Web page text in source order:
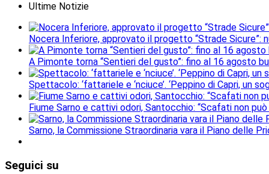
Ultime Notizie
Nocera Inferiore, approvato il progetto “Strade
A Pimonte torna “Sentieri del gusto”: fino al 16 agosto
Spettacolo: ‘fattariele e ‘nciuce’. ‘Peppino di Capri, un
Fiume Sarno e cattivi odori, Santocchio: “Scafati non
Sarno, la Commissione Straordinaria vara il Piano delle
Seguici su